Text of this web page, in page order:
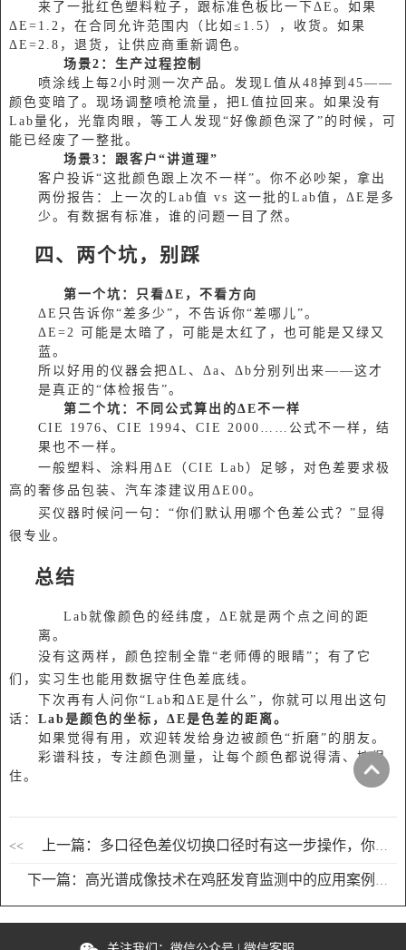
来了一批红色塑料粒子，跟标准色板比一下ΔE。如果
ΔE=1.2，在合同允许范围内（比如≤1.5），收货。如果
ΔE=2.8，退货，让供应商重新调色。
场景2：生产过程控制
喷涂线上每2小时测一次产品。发现L值从48掉到45——
颜色变暗了。现场调整喷枪流量，把L值拉回来。如果没有
Lab量化，光靠肉眼，等工人发现“好像颜色深了”的时候，可
能已经废了一整批。
场景3：跟客户“讲道理”
客户投诉“这批颜色跟上次不一样”。你不必吵架，拿出
两份报告：上一次的Lab值 vs 这一批的Lab值，ΔE是多
少。有数据有标准，谁的问题一目了然。
四、两个坑，别踩
第一个坑：只看ΔE，不看方向
ΔE只告诉你“差多少”，不告诉你“差哪儿”。
ΔE=2 可能是太暗了，可能是太红了，也可能是又绿又
蓝。
所以好用的仪器会把ΔL、Δa、Δb分别列出来——这才
是真正的“体检报告”。
第二个坑：不同公式算出的ΔE不一样
CIE 1976、CIE 1994、CIE 2000……公式不一样，结
果也不一样。
一般塑料、涂料用ΔE（CIE Lab）足够，对色差要求极
高的奢侈品包装、汽车漆建议用ΔE00。
买仪器时候问一句：“你们默认用哪个色差公式？”显得
很专业。
总结
Lab就像颜色的经纬度，ΔE就是两个点之间的距
离。
没有这两样，颜色控制全靠“老师傅的眼睛”；有了它
们，实习生也能用数据守住色差底线。
下次再有人问你“Lab和ΔE是什么”，你就可以甩出这句
话： Lab是颜色的坐标，ΔE是色差的距离。
如果觉得有用，欢迎转发给身边被颜色“折磨”的朋友。
彩谱科技，专注颜色测量，让每个颜色都说得清、控得
住。
<< 上一篇：多口径色差仪切换口径时有这一步操作，你有注意到吗？